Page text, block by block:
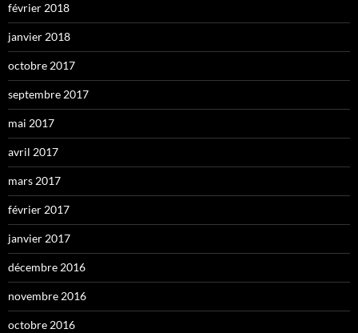
février 2018
janvier 2018
octobre 2017
septembre 2017
mai 2017
avril 2017
mars 2017
février 2017
janvier 2017
décembre 2016
novembre 2016
octobre 2016